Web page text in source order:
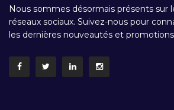
Nous sommes désormais présents sur
réseaux sociaux. Suivez-nous pour
les dernières nouveautés et